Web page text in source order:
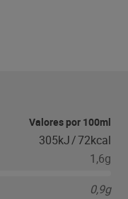
Valores por 100ml
305kJ/72kcal
1,6g
0,9g